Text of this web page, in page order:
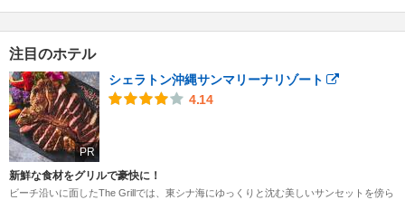
注目のホテル
PR
シェラトン沖縄サンマリーナリゾート
4.14
新鮮な食材をグリルで豪快に！
ビーチ沿いに面したThe Grillでは、東シナ海にゆっくりと沈む美しいサンセットを傍ら